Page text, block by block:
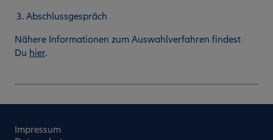
Abschlussgespräch
Nähere Informationen zum Auswahlverfahren findest
Du hier.
Impressum